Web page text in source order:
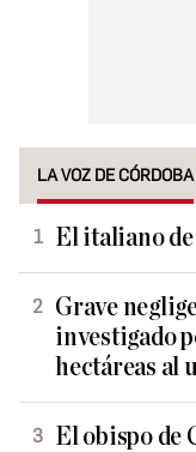
LA VOZ DE CÓRDOBA
El italiano
Grave
investigado
hectáreas al
El obispo de